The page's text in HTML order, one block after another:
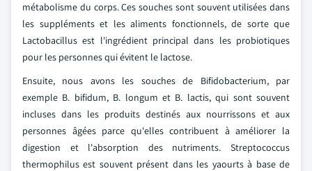
métabolisme du corps. Ces souches sont souvent utilisées dans
les suppléments et les aliments fonctionnels, de sorte que
Lactobacillus est l'ingrédient principal dans les probiotiques
pour les personnes qui évitent le lactose.
Ensuite, nous avons les souches de Bifidobacterium, par
exemple B. bifidum, B. longum et B. lactis, qui sont souvent
incluses dans les produits destinés aux nourrissons et aux
personnes âgées parce qu'elles contribuent à améliorer la
digestion et l'absorption des nutriments. Streptococcus
thermophilus est souvent présent dans les yaourts à base de